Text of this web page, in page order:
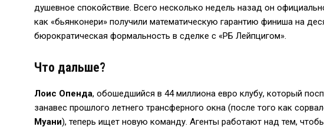
душевное спокойствие. Всего несколько недель назад он
как «бьянконери» получили математическую гарантию финиша на
бюрократическая формальность в сделке с «РБ Лейпцигом».
Что дальше?
Лоис Опенда, обошедшийся в 44 миллиона евро клубу, который
занавес прошлого летнего трансферного окна (после того как
Муани), теперь ищет новую команду. Агенты работают над тем,